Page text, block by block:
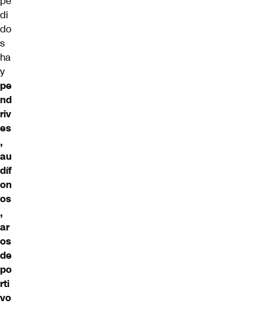
di
do
s
ha
y
pe
nd
riv
es
,
au
díf
on
os
,
ar
os
de
po
rti
vo